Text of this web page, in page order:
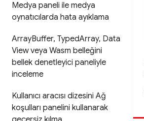
Medya paneli ile medya
oynatıcılarda hata ayıklama
ArrayBuffer, TypedArray, Data
View veya Wasm belleğini
bellek denetleyici paneliyle
inceleme
Kullanıcı aracısı dizesini Ağ
koşulları panelini kullanarak